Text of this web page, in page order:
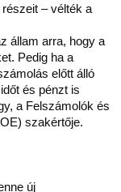
– vélték a
állam arra, hogy a
Pedig ha a
előtt álló
és pénzt is
a Felszámolók és
szakértője.
új